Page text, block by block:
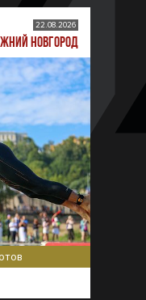
22.08.2026
НОВГОРОД